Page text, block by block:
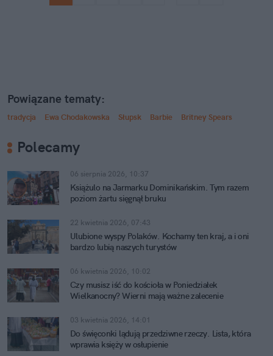
Powiązane tematy:
tradycja Ewa Chodakowska Słupsk Barbie Britney Spears
Polecamy
06 sierpnia 2026, 10:37
Książulo na Jarmarku Dominikańskim. Tym razem
poziom żartu sięgnął bruku
22 kwietnia 2026, 07:43
Ulubione wyspy Polaków. Kochamy ten kraj, a i oni
bardzo lubią naszych turystów
06 kwietnia 2026, 10:02
Czy musisz iść do kościoła w Poniedziałek
Wielkanocny? Wierni mają ważne zalecenie
03 kwietnia 2026, 14:01
Do święconki lądują przedziwne rzeczy. Lista, która
wprawia księży w osłupienie